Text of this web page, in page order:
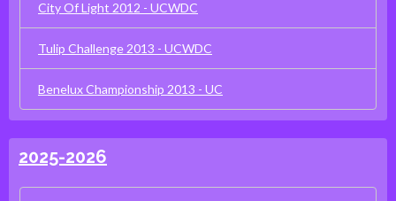
City Of Light 2012 - UCWDC
Tulip Challenge 2013 - UCWDC
Benelux Championship 2013 - UC
2025-2026